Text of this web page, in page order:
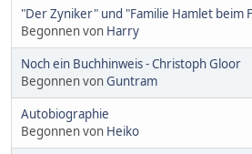
"Der Zyniker" und "Familie Hamlet beim
Begonnen von Harry
Noch ein Buchhinweis - Christoph Gloor
Begonnen vonGuntram
Autobiographie
Begonnen von Heiko